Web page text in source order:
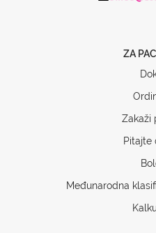
ZA
Zakaži
Pitajte
Međunarodna